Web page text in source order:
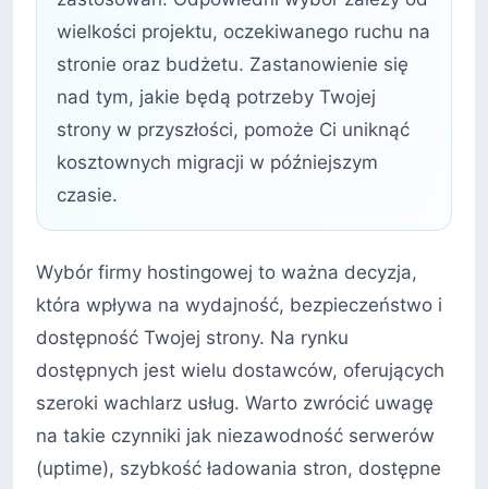
wielkości projektu, oczekiwanego ruchu na
stronie oraz budżetu. Zastanowienie się
nad tym, jakie będą potrzeby Twojej
strony w przyszłości, pomoże Ci uniknąć
kosztownych migracji w późniejszym
czasie.
Wybór firmy hostingowej to ważna decyzja,
która wpływa na wydajność, bezpieczeństwo i
dostępność Twojej strony. Na rynku
dostępnych jest wielu dostawców, oferujących
szeroki wachlarz usług. Warto zwrócić uwagę
na takie czynniki jak niezawodność serwerów
(uptime), szybkość ładowania stron, dostępne